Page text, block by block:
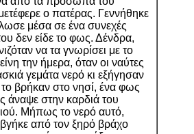
ο πατέρας. Γεννήθηκε
μέσα σε ένα συνεχές
δεν είδε το φως. Δένδρα,
να τα γνωρίσει με το
την ήμερα, όταν οι ναύτες
γεμάτα νερό κι εξήγησαν
βρήκαν στο νησί, ένα φως
άναψε στην καρδιά του
Μήπως το νερό αυτό,
από τον ξηρό βράχο